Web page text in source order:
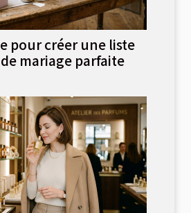
pour créer une liste
mariage parfaite